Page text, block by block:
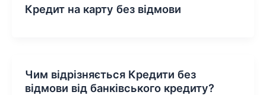
Кредит на карту без відмови
Чим відрізняється Кредити без
відмови від банківського кредиту?